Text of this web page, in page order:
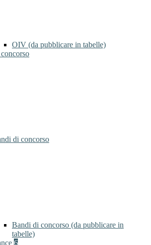
OIV (da pubblicare in tabelle)
di concorso
Bandi di concorso (da pubblicare in
tabelle)
6